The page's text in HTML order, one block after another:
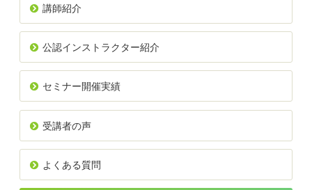
講師紹介
公認インストラクター紹介
セミナー開催実績
受講者の声
よくある質問